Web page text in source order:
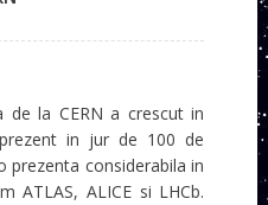
de la CERN a crescut in
in jur de 100 de
prezenta considerabila in
ATLAS, ALICE si LHCb.